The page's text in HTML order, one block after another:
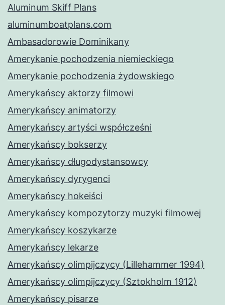
Aluminum Skiff Plans
aluminumboatplans.com
Ambasadorowie Dominikany
Amerykanie pochodzenia niemieckiego
Amerykanie pochodzenia żydowskiego
Amerykańscy aktorzy filmowi
Amerykańscy animatorzy
Amerykańscy artyści współcześni
Amerykańscy bokserzy
Amerykańscy długodystansowcy
Amerykańscy dyrygenci
Amerykańscy hokeiści
Amerykańscy kompozytorzy muzyki filmowej
Amerykańscy koszykarze
Amerykańscy lekarze
Amerykańscy olimpijczycy (Lillehammer 1994)
Amerykańscy olimpijczycy (Sztokholm 1912)
Amerykańscy pisarze